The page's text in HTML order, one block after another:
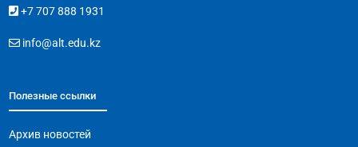
+7 707 888 1931
info@alt.edu.kz
Полезные ссылки
Архив новостей